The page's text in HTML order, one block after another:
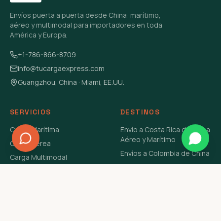
Envíos puerta a puerta desde China: marítimo,
aéreo y multimodal para importadores en toda
América y Europa.
+1-786-866-8709
info@tucargaexpress.com
Guangzhou, China · Miami, EE.UU.
SERVICIOS
Carga Marítima
Carga Aérea
Carga Multimodal
DESTINOS
Envío a Costa Rica de China
Aéreo y Marítimo
Envíos a Colombia de China